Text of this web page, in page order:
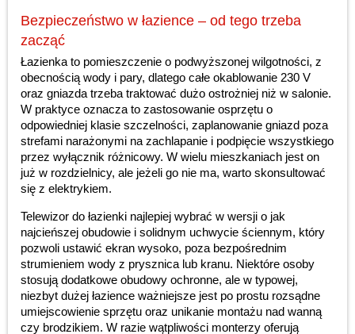
Bezpieczeństwo w łazience – od tego trzeba
zacząć
Łazienka to pomieszczenie o podwyższonej wilgotności, z
obecnością wody i pary, dlatego całe okablowanie 230 V
oraz gniazda trzeba traktować dużo ostrożniej niż w salonie.
W praktyce oznacza to zastosowanie osprzętu o
odpowiedniej klasie szczelności, zaplanowanie gniazd poza
strefami narażonymi na zachlapanie i podpięcie wszystkiego
przez wyłącznik różnicowy. W wielu mieszkaniach jest on
już w rozdzielnicy, ale jeżeli go nie ma, warto skonsultować
się z elektrykiem.
Telewizor do łazienki najlepiej wybrać w wersji o jak
najcieńszej obudowie i solidnym uchwycie ściennym, który
pozwoli ustawić ekran wysoko, poza bezpośrednim
strumieniem wody z prysznica lub kranu. Niektóre osoby
stosują dodatkowe obudowy ochronne, ale w typowej,
niezbyt dużej łazience ważniejsze jest po prostu rozsądne
umiejscowienie sprzętu oraz unikanie montażu nad wanną
czy brodzikiem. W razie wątpliwości monterzy oferują